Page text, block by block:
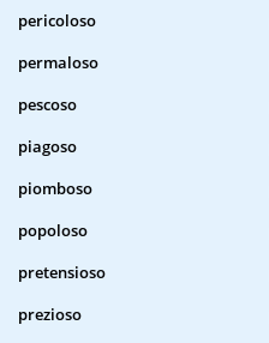
pericoloso
permaloso
pescoso
piagoso
piomboso
popoloso
pretensioso
prezioso